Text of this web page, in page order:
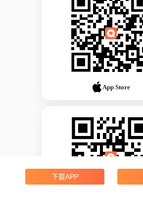
App Store
下载APP